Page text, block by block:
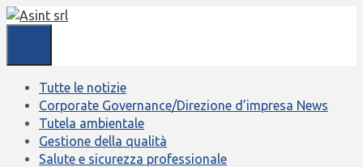
Vai
Tutte le notizie
Corporate Governance/Direzione d’impresa News
Tutela ambientale
Gestione della qualità
Salute e sicurezza professionale